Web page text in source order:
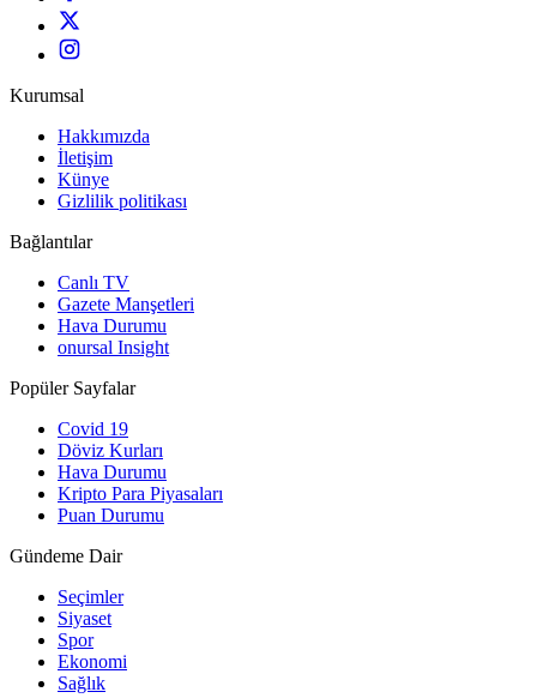
Kurumsal
Hakkımızda
İletişim
Künye
Gizlilik politikası
Bağlantılar
Canlı TV
Gazete Manşetleri
Hava Durumu
onursal Insight
Popüler Sayfalar
Covid 19
Döviz Kurları
Hava Durumu
Kripto Para Piyasaları
Puan Durumu
Gündeme Dair
Seçimler
Siyaset
Spor
Ekonomi
Sağlık